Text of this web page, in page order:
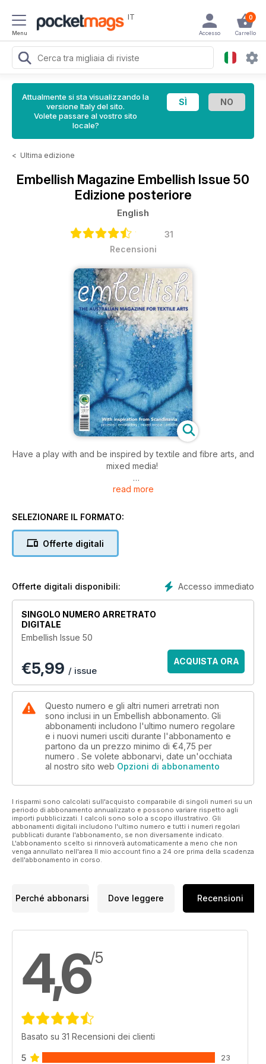
Menu
IT 0
Carrello
Accesso
Attualmente si sta visualizzando la
versione Italy del sito.
Volete passare al vostro sito
locale?
< Ultima edizione
Embellish Magazine Embellish Issue 50
Edizione posteriore
English
31
Recensioni
Have a play with and be inspired by textile and fibre arts, and
mixed media!
Embellish is a must-have magazine for the textile, fibre and
in Australia, and read worldwide.
Each issue is filled with inspiration, information and
instructions to get you creating your own artworks. You will
Student profiles
Book reviews
Each issue since issue 20 now has a theme (eg. Japan, the
beach, the garden) which has helped bring out extra
creativity and fun for both contributors and readers.
Each issue also has a reader postcard swap where readers
send in a textile art postcard relating to a specific theme –
some are published in Embellish and all are published on
Facebook for voting and a prize. All participants receive a
swapped postcard back.
Embellish is published in March, June, September and
December each year. Your subscription will begin with the
NEXT issue to be published. If you wish to start with the
current issue of Embellish, place your subscription order and
then email thegirls@artwearpublications.com.au to request
the different start issue.
We know you will enjoy this great magazine!
read more
SELEZIONARE IL FORMATO:
Offerte digitali
Accesso immediato
Offerte digitali disponibili:
SINGOLO NUMERO ARRETRATO
DIGITALE
Embellish Issue 50
€5,99 / issue
ACQUISTA ORA
Questo numero e gli altri numeri arretrati non
sono inclusi in un Embellish abbonamento. Gli
abbonamenti includono l'ultimo numero regolare
e i nuovi numeri usciti durante l'abbonamento e
partono da un prezzo minimo di €4,75 per
numero . Se volete abbonarvi, date un'occhiata
al nostro sito web Opzioni di abbonamento
I risparmi sono calcolati sull'acquisto comparabile di singoli numeri su un
periodo di abbonamento annualizzato e possono variare rispetto agli
importi pubblicizzati. I calcoli sono solo a scopo illustrativo. Gli
abbonamenti digitali includono l'ultimo numero e tutti i numeri regolari
pubblicati durante l'abbonamento, se non diversamente indicato.
L'abbonamento scelto si rinnoverà automaticamente a meno che non
venga annullato nell'area Il mio account fino a 24 ore prima della scadenza
dell'abbonamento in corso.
Perché abbonarsi Dove leggere Recensioni
4,6/5
Basato su 31 Recensioni dei clienti
5 23